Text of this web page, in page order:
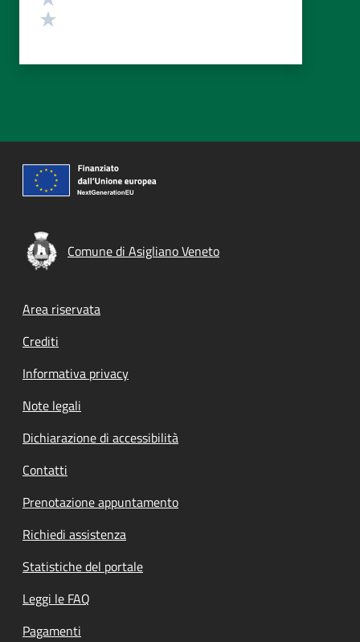
Comune di Asigliano Veneto
Footer menu
Area riservata
Crediti
Informativa privacy
Note legali
Dichiarazione di accessibilità
Contatti
Prenotazione appuntamento
Richiedi assistenza
Statistiche del portale
Leggi le FAQ
Pagamenti